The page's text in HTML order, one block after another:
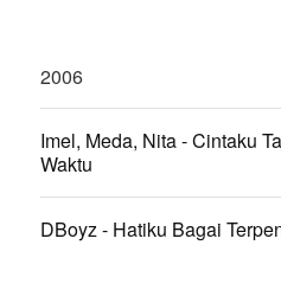
2006
Imel, Meda, Nita - Cintaku
Waktu
DBoyz - Hatiku Bagai